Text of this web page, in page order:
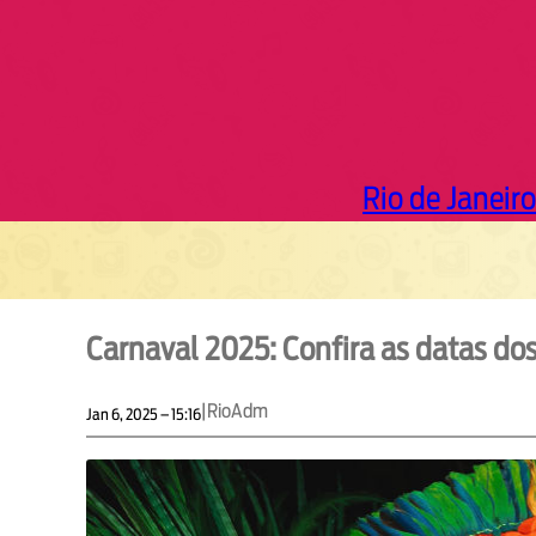
Rio de Janeiro
Carnaval 2025: Confira as datas
Jan 6, 2025 – 15:16 RioAdm